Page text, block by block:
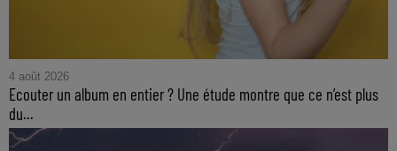
4 août 2026
Ecouter un album en entier ? Une étude montre que ce n’est plus
du...